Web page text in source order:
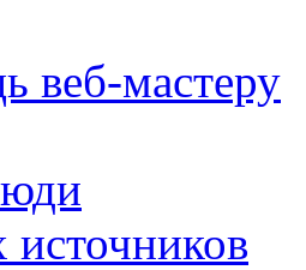
веб-мастеру
источников